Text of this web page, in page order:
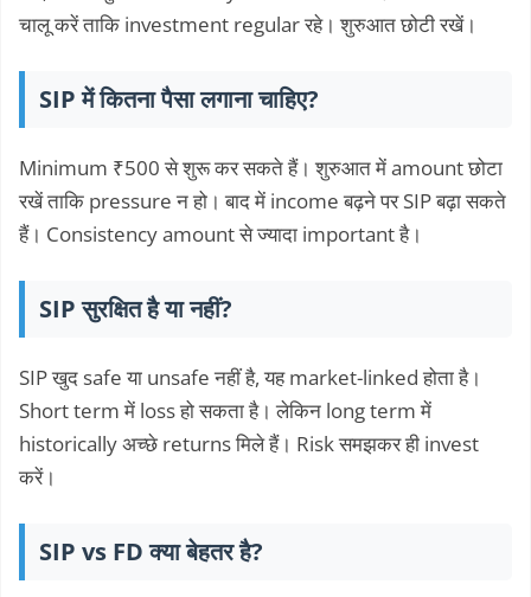
चालू करें ताकि investment regular रहे। शुरुआत छोटी रखें।
SIP में कितना पैसा लगाना चाहिए?
Minimum ₹500 से शुरू कर सकते हैं। शुरुआत में amount छोटा
रखें ताकि pressure न हो। बाद में income बढ़ने पर SIP बढ़ा सकते
हैं। Consistency amount से ज्यादा important है।
SIP सुरक्षित है या नहीं?
SIP खुद safe या unsafe नहीं है, यह market-linked होता है।
Short term में loss हो सकता है। लेकिन long term में
historically अच्छे returns मिले हैं। Risk समझकर ही invest
करें।
SIP vs FD क्या बेहतर है?